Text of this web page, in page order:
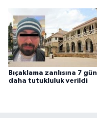
Bıçaklama zanlısına 7 gün
daha tutukluluk verildi